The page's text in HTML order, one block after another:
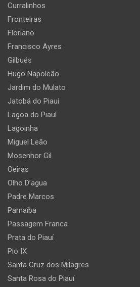
Curralinhos
Fronteiras
Floriano
Francisco Ayres
Gilbués
Hugo Napoleão
Jardim do Mulato
Jatobá do Piaui
Lagoa do Piauí
Lagoinha
Miguel Leão
Mosenhor Gil
Oeiras
Olho D’agua
Padre Marcos
Parnaíba
Passagem Franca
Prata do Piauí
Pio IX
Santa Cruz dos Milagres
Santa Rosa do Piauí